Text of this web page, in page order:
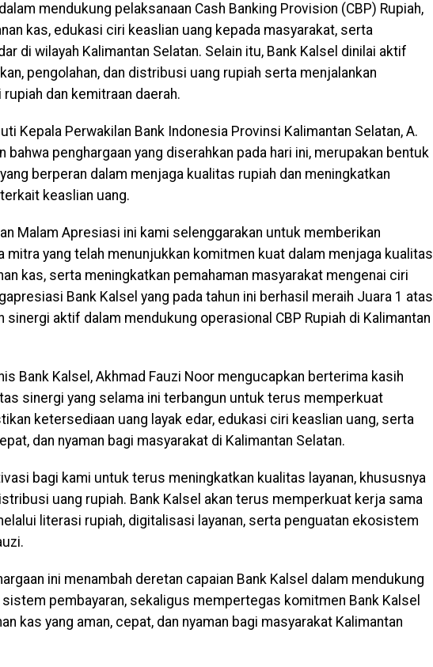
mendukung pelaksanaan Cash Banking Provision (CBP) Rupiah,
kas, edukasi ciri keaslian uang kepada masyarakat, serta
di wilayah Kalimantan Selatan. Selain itu, Bank Kalsel dinilai aktif
pengolahan, dan distribusi uang rupiah serta menjalankan
dan kemitraan daerah.
Kepala Perwakilan Bank Indonesia Provinsi Kalimantan Selatan, A.
bahwa penghargaan yang diserahkan pada hari ini, merupakan bentuk
berperan dalam menjaga kualitas rupiah dan meningkatkan
keaslian uang.
Malam Apresiasi ini kami selenggarakan untuk memberikan
mitra yang telah menunjukkan komitmen kuat dalam menjaga kualitas
kas, serta meningkatkan pemahaman masyarakat mengenai ciri
Bank Kalsel yang pada tahun ini berhasil meraih Juara 1 atas
sinergi aktif dalam mendukung operasional CBP Rupiah di Kalimantan
Bank Kalsel, Akhmad Fauzi Noor mengucapkan berterima kasih
sinergi yang selama ini terbangun untuk terus memperkuat
ketersediaan uang layak edar, edukasi ciri keaslian uang, serta
dan nyaman bagi masyarakat di Kalimantan Selatan.
bagi kami untuk terus meningkatkan kualitas layanan, khususnya
uang rupiah. Bank Kalsel akan terus memperkuat kerja sama
literasi rupiah, digitalisasi layanan, serta penguatan ekosistem
ini menambah deretan capaian Bank Kalsel dalam mendukung
pembayaran, sekaligus mempertegas komitmen Bank Kalsel
kas yang aman, cepat, dan nyaman bagi masyarakat Kalimantan